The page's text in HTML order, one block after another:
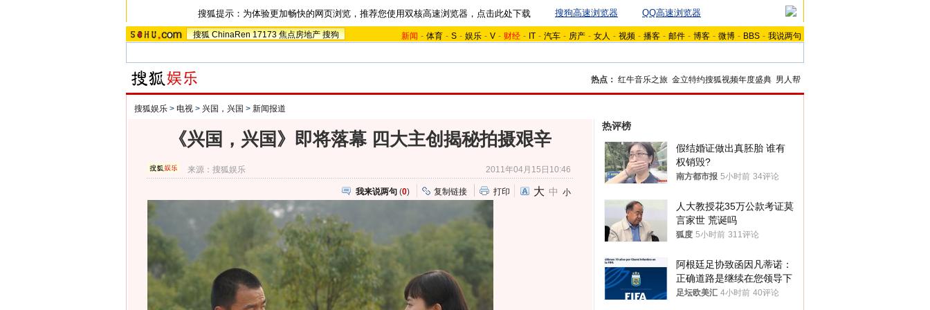
搜狐提示：为体验更加畅快的网页浏览，推荐您使用双核高速浏览器，点击此处下载 搜狗高速浏览器 QQ高速浏览器
搜狐 ChinaRen 17173 焦点房地产 搜狗 新闻 - 体育 - S - 娱乐 - V - 财经 - IT - 汽车 - 房产 - 女人 - 视频 - 播客 - 邮件 - 博客 - 微博 - BBS - 我说两句
热点： 红牛音乐之旅 金立特约搜狐视频年度盛典 男人帮
搜狐娱乐 > 电视 > 兴国，兴国 > 新闻报道
《兴国，兴国》即将落幕 四大主创揭秘拍摄艰辛
来源：搜狐娱乐 2011年04月15日10:46
我来说两句 (0) 复制链接 打印 大 中 小
热评榜
假结婚证做出真胚胎 谁有
权销毁?
南方都市报 5小时前 34评论
人大教授花35万公款考证莫
言家世 荒诞吗
狐度 5小时前 311评论
阿根廷足协致函因凡蒂诺：
正确道路是继续在您领导下
足坛欧美汇 4小时前 40评论